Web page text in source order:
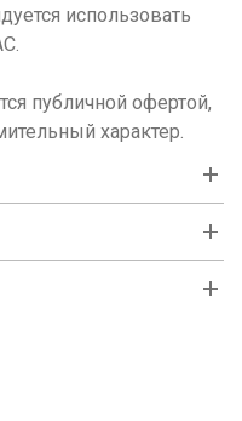
использовать
публичной офертой,
характер.